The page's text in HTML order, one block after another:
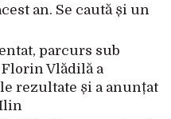
an. Se caută și un
parcurs sub
Vlădilă a
rezultate și a anunțat